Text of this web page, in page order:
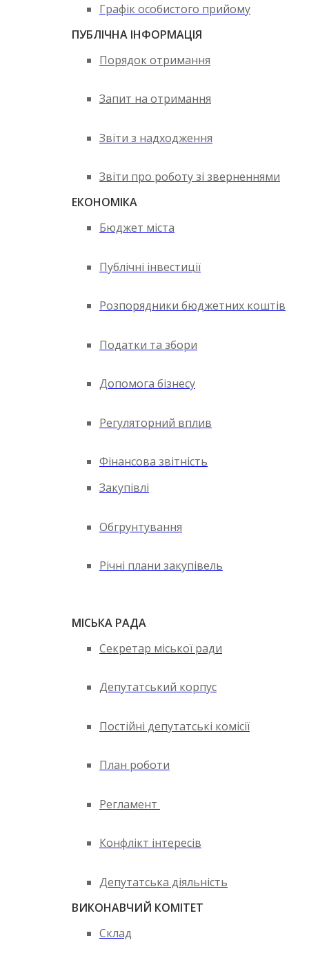
Графік особистого прийому
ПУБЛІЧНА ІНФОРМАЦІЯ
Порядок отримання
Запит на отримання
Звіти з надходження
Звіти про роботу зі зверненнями
ЕКОНОМІКА
Бюджет міста
Публічні інвестиції
Розпорядники бюджетних коштів
Податки та збори
Допомога бізнесу
Регуляторний вплив
Фінансова звітність
Закупівлі
Обгрунтування
Річні плани закупівель
МІСЬКА РАДА
Секретар міської ради
Депутатський корпус
Постійні депутатські комісії
План роботи
Регламент
Конфлікт інтересів
Депутатська діяльність
ВИКОНАВЧИЙ КОМІТЕТ
Склад